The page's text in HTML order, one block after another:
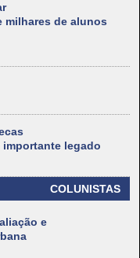
milhares de alunos
legado
COLUNISTAS
e